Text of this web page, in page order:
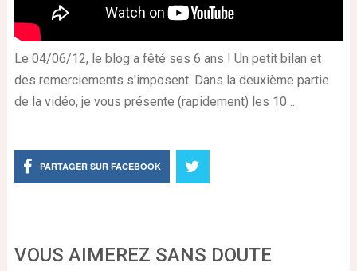
Le 04/06/12, le blog a fêté ses 6 ans ! Un petit bilan et
des remerciements s'imposent. Dans la deuxième partie
de la vidéo, je vous présente (rapidement) les 10 ...
PARTAGER SUR FACEBOOK
VOUS AIMEREZ SANS DOUTE